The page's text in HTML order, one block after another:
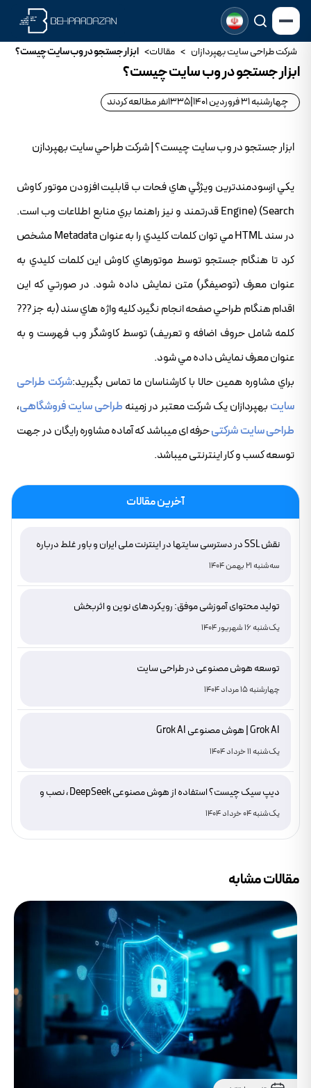
شرکت طراحی سایت بهپردازان > مقالات> ابزار جستجو در وب سايت چيست؟
ابزار جستجو در وب سايت چيست؟
چهارشنبه 31 فروردین 1401 1335نفر مطالعه کردند
ابزار جستجو در وب سايت چيست؟ | شرکت طراحي سايت بهپردازن
يکي ازسودمندترين ويژگي هاي فحات ب قابليت افزودن موتور کاوش
Engine) (Search قدرتمند و نيز راهنما بري منابع اطلاعات وب است.
در سند HTML مي توان کلمات کليدي را به عنوان Metadata مشخص
کرد تا هنگام جستجو توسط موتورهاي کاوش اين کلمات کليدي به
عنوان معرف (توصيفگر) متن نمايش داده شود. در صورتي که اين
اقدام هنگام طراحي صفحه انجام نگيرد کليه واژه هاي سند (به جز ???
کلمه شامل حروف اضافه و تعريف) توسط کاوشگر وب فهرست و به
عنوان معرف نمايش داده مي شود.
براي مشاوره همين حالا با کارشناسان ما تماس بگيريد:شرکت طراحی
سایت بهپردازان یک شرکت معتبر در زمینه طراحی سایت فروشگاهی،
طراحی سایت شرکتیحرفه ای میباشد که آماده مشاوره رایگان در جهت
توسعه کسب و کار اینترنتی میباشد.
آخرین مقالات
نقش SSL در دسترسی سایتها در اینترنت ملی ایران و باور غلط درباره
سه‌شنبه 21 بهمن 1404
تولید محتوای آموزشی موفق: رویکردهای نوین و اثربخش
یک‌شنبه 16 شهریور 1404
توسعه هوش مصنوعی در طراحی سایت
چهارشنبه 15 مرداد 1404
Grok AI | هوش مصنوعی Grok AI
یک‌شنبه 11 خرداد 1404
دیپ سیک چیست؟ استفاده از هوش مصنوعی DeepSeek ، نصب و
دانلود
یک‌شنبه 04 خرداد 1404
مقالات مشابه